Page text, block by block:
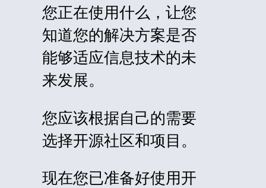
您正在使用什么，让您
知道您的解决方案是否
能够适应信息技术的未
来发展。
您应该根据自己的需要
选择开源社区和项目。
现在您已准备好使用开